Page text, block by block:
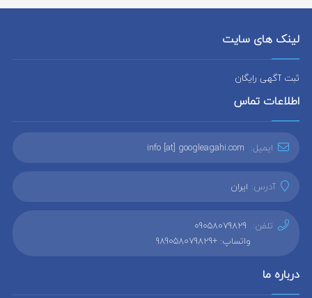
لینک های سایت
ثبت آگهی رایگان
اطلاعات تماس
ایمیل: info [at] googleagahi.com
آدرس: ایران
تلفن: 09058079829
واتساپ: +989058079829
درباره ما